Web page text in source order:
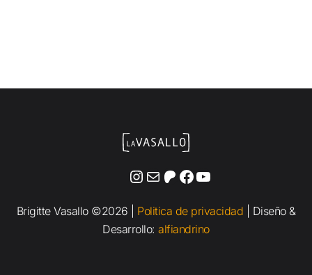
Instagram
Correo electrónico
Patreon
Facebook
YouTube
Brigitte Vasallo ©2026 | Politica de privacidad
| Diseño &
Desarrollo:alfiandrino